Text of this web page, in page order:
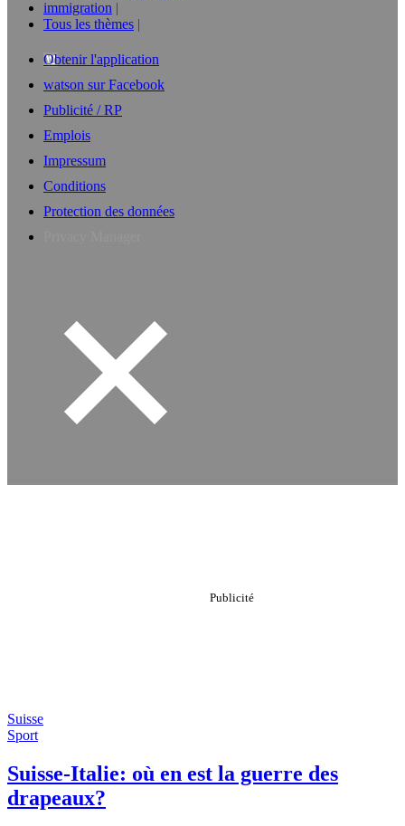
immigration
Tous les thèmes
Obtenir l'application
watson sur Facebook
Publicité / RP
Emplois
Impressum
Conditions
Protection des données
Suisse
Sport
Suisse-Italie: où en est la guerre des
drapeaux?